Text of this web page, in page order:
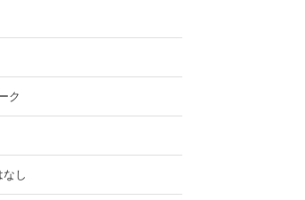
ク
なし